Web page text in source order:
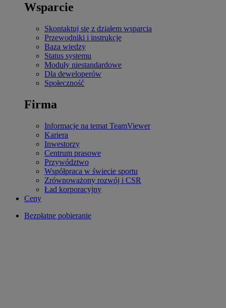
Wsparcie
Skontaktuj się z działem wsparcia
Przewodniki i instrukcje
Baza wiedzy
Status systemu
Moduły niestandardowe
Dla deweloperów
Społeczność
Firma
Informacje na temat TeamViewer
Kariera
Inwestorzy
Centrum prasowe
Przywództwo
Współpraca w świecie sportu
Zrównoważony rozwój i CSR
Ład korporacyjny
Ceny
Bezpłatne pobieranie